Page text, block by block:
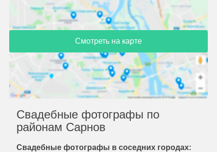
Смотреть на карте
Свадебные фотографы по
районам Сарнов
Свадебные фотографы в соседних городах: